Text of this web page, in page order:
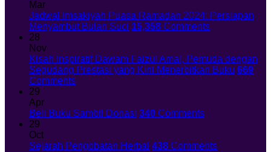
Mar
Jadwal Imsakiyah Puasa Ramadan 2024: Persiapan
Menyambut Bulan Suci 15,358 Comments
28
Nov
Kisah Inspiratif Dawam Faizul Amal, Pemuda dengan
Segudang Prestasi yang Kini Menerbitkan Buku 669
Comments
29
Apr
Beli Buku Sambil Donasi 340 Comments
29
Oct
Sejarah Pengobatan Herbal 438 Comments